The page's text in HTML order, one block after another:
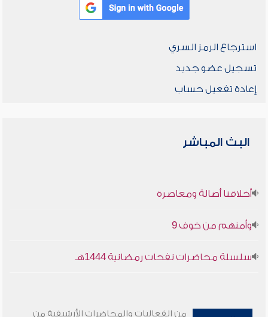
استرجاع الرمز السري
تسجيل عضو جديد
إعادة تفعيل حساب
البث المباشر
أخلاقنا أصالة ومعاصرة
وأمنهم من خوف 9
سلسلة محاضرات نفحات رمضانية 1444هـ
من الفعاليات والمحاضرات الأرشيفية من